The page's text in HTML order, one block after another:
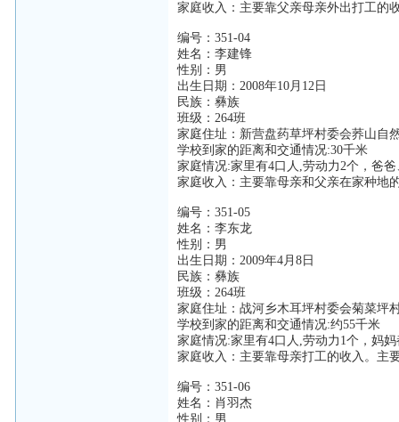
家庭收入：主要靠父亲母亲外出打工的
编号：351-04
姓名：李建锋
性别：男
出生日期：2008年10月12日
民族：彝族
班级：264班
家庭住址：新营盘药草坪村委会荞山自
学校到家的距离和交通情况:30千米
家庭情况:家里有4口人,劳动力2个，爸
家庭收入：主要靠母亲和父亲在家种地
编号：351-05
姓名：李东龙
性别：男
出生日期：2009年4月8日
民族：彝族
班级：264班
家庭住址：战河乡木耳坪村委会菊菜坪
学校到家的距离和交通情况:约55千米
家庭情况:家里有4口人,劳动力1个，妈
家庭收入：主要靠母亲打工的收入。主
编号：351-06
姓名：肖羽杰
性别：男